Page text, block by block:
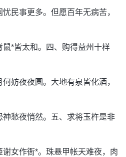
民事更多。但愿百年无病苦，
*皆太和。四、购得益州十样
妨夜夜圆。大地有泉皆化酒，
神愁夜悄然。五、求将玉杵是非
女作衙*。珠悬甲帐天难夜，肉